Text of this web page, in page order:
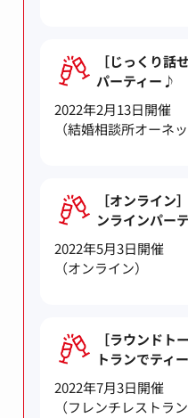
［じっくり話
パーティー♪
2022年2月13日開催
（結婚相談所オーネ
［オンライ
ンラインパー
2022年5月3日開催
（オンライン）
［ラウンドト
トランでティ
2022年7月3日開催
（フレンチレストラ